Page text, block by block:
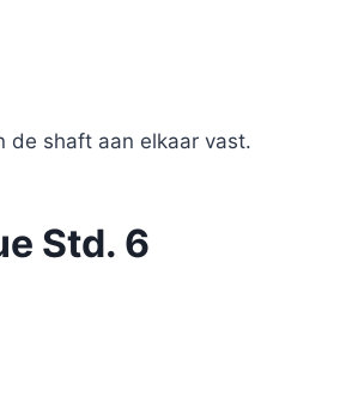
de shaft aan elkaar vast.
Std. 6